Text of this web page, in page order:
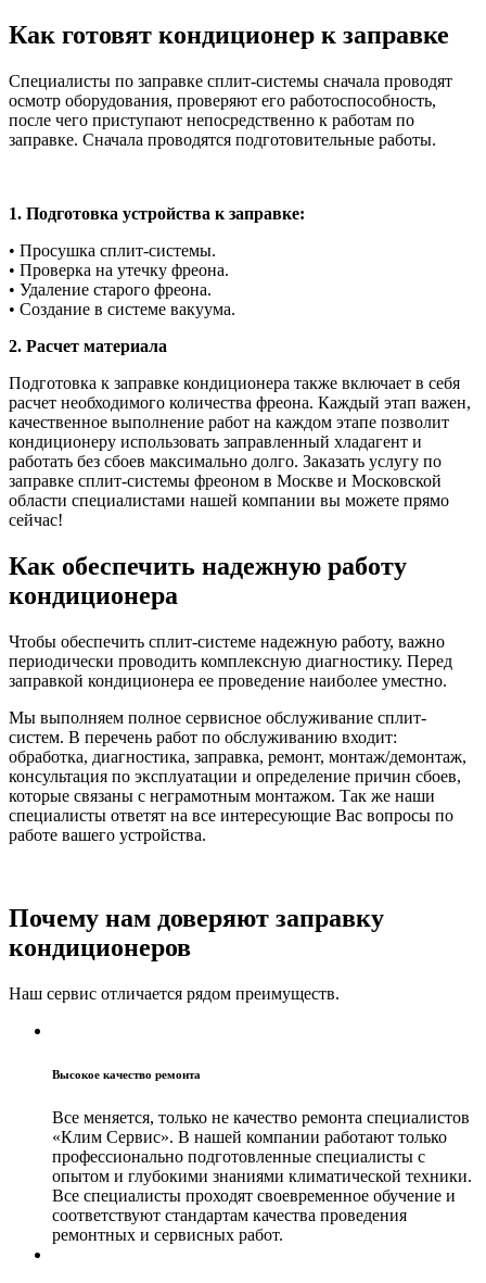
Как готовят кондиционер к заправке
Специалисты по заправке сплит-системы сначала проводят
осмотр оборудования, проверяют его работоспособность,
после чего приступают непосредственно к работам по
заправке. Сначала проводятся подготовительные работы.
1. Подготовка устройства к заправке:
• Просушка сплит-системы.
• Проверка на утечку фреона.
• Удаление старого фреона.
• Создание в системе вакуума.
2. Расчет материала
Подготовка к заправке кондиционера также включает в себя
расчет необходимого количества фреона. Каждый этап важен,
качественное выполнение работ на каждом этапе позволит
кондиционеру использовать заправленный хладагент и
работать без сбоев максимально долго. Заказать услугу по
заправке сплит-системы фреоном в Москве и Московской
области специалистами нашей компании вы можете прямо
сейчас!
Как обеспечить надежную работу
кондиционера
Чтобы обеспечить сплит-системе надежную работу, важно
периодически проводить комплексную диагностику. Перед
заправкой кондиционера ее проведение наиболее уместно.
Мы выполняем полное сервисное обслуживание сплит-
систем. В перечень работ по обслуживанию входит:
обработка, диагностика, заправка, ремонт, монтаж/демонтаж,
консультация по эксплуатации и определение причин сбоев,
которые связаны с неграмотным монтажом. Так же наши
специалисты ответят на все интересующие Вас вопросы по
работе вашего устройства.
Почему нам доверяют заправку
кондиционеров
Наш сервис отличается рядом преимуществ.
Высокое качество ремонта
Все меняется, только не качество ремонта специалистов
«Клим Сервис». В нашей компании работают только
профессионально подготовленные специалисты с
опытом и глубокими знаниями климатической техники.
Все специалисты проходят своевременное обучение и
соответствуют стандартам качества проведения
ремонтных и сервисных работ.